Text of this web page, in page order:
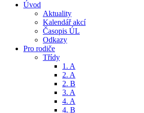
Úvod
Aktuality
Kalendář akcí
Časopis ÚL
Odkazy
Pro rodiče
Třídy
1. A
2. A
2. B
3. A
4. A
4. B